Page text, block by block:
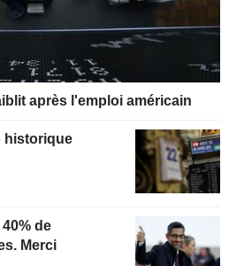
après l'emploi américain
historique
de
Merci